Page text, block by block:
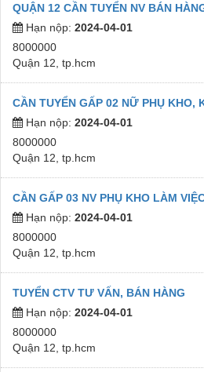
QUẬN 12 CẦN TUYỂN NV BÁN
Hạn nộp: 2024-04-01
8000000
Quận 12, tp.hcm
CẦN TUYỂN GẤP 02 NỮ PHỤ KHO,
Hạn nộp: 2024-04-01
8000000
Quận 12, tp.hcm
CẦN GẤP 03 NV PHỤ KHO LÀM
Hạn nộp: 2024-04-01
8000000
Quận 12, tp.hcm
TUYỂN CTV TƯ VẤN, BÁN HÀNG
Hạn nộp: 2024-04-01
8000000
Quận 12, tp.hcm